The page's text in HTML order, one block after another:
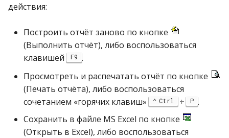
Статотчёт по группам
Формы 7-МЗ, 11-МЗ
Учет кассовых операций
Экспорт-импорт
данных
действия:
Построить отчёт заново по кнопке
(Выполнить отчёт), либо воспользоваться
клавишей
F9 .
Просмотреть и распечатать отчёт по кнопке
(Печать отчёта), либо воспользоваться
сочетанием «горячих клавиш»
Ctrl + P .
Сохранить в файле MS Excel по кнопке
(Открыть в Excel), либо воспользоваться